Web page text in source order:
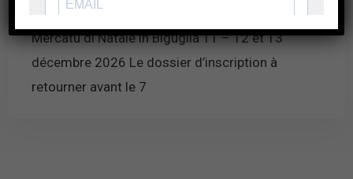
Inscriptions au Marché de Noël
Mercatu di Natale in Biguglia 11 – 12 et 13
décembre 2026 Le dossier d’inscription à
retourner avant le 7